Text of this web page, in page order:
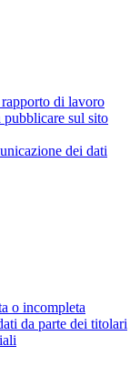
di lavoro
pubblicare sul sito
dei dati
o incompleta
da parte dei titolari